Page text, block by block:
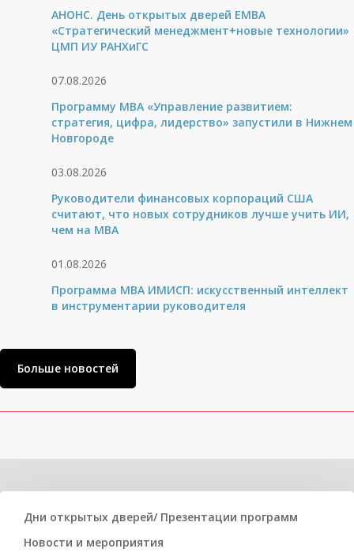
АНОНС. День открытых дверей ЕМВА
«Стратегический менеджмент+новые технологии»
ЦМП ИУ РАНХиГС
07.08.2026
Программу MBA «Управление развитием:
стратегия, цифра, лидерство» запустили в Нижнем
Новгороде
03.08.2026
Руководители финансовых корпораций США
считают, что новых сотрудников лучше учить ИИ,
чем на МВА
01.08.2026
Программа MBA ИМИСП: искусственный интеллект
в инструментарии руководителя
Больше новостей
Дни открытых дверей/ Презентации программ
Новости и мероприятия